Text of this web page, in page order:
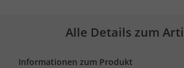
Alle Details zum
Informationen zum Produkt